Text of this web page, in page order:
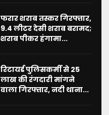
फरार शराब तस्कर गिरफ्तार,
9.4 लीटर देसी शराब बरामद;
शराब पीकर हंगामा...
रिटायर्ड पुलिसकर्मी से 25
लाख की रंगदारी मांगने
वाला गिरफ्तार, नदी थाना...